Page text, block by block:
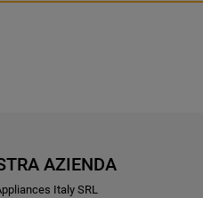
AZIENDA
Italy SRL